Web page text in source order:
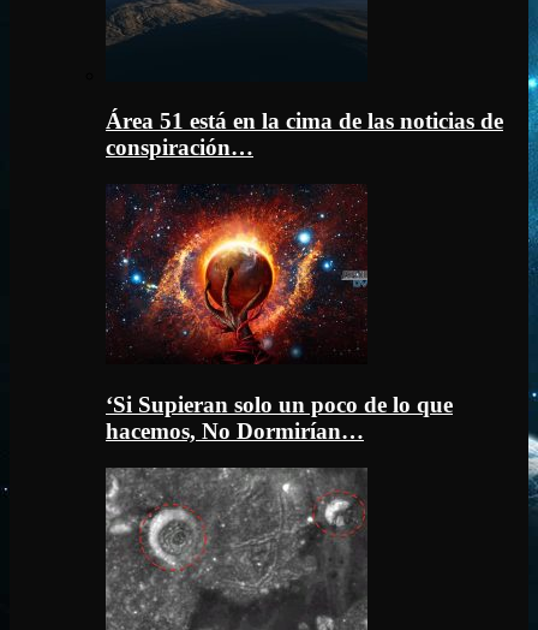
Área 51 está en la cima de las noticias de
conspiración…
‘Si Supieran solo un poco de lo que
hacemos, No Dormirían…